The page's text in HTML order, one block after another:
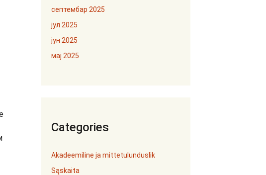
септембар 2025
јул 2025
јун 2025
мај 2025
Categories
Akadeemiline ja mittetulunduslik
Sąskaita